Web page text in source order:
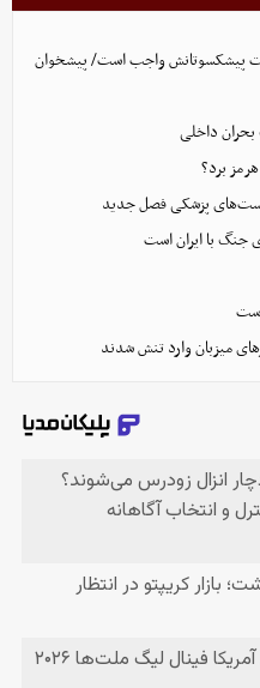
پیشکسوتانش واجب است/ پیشخوان
داخلی
برد؟
تست‌های پزشکی فصل جدید
جنگ با ایران است